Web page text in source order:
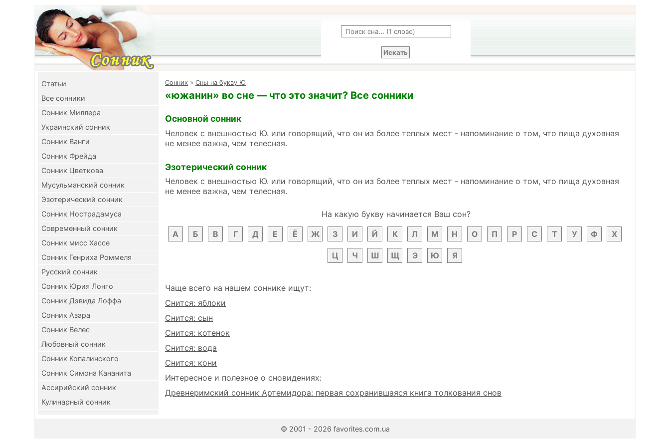
Cтатьи
Все сонники
Сонник Миллера
Украинский сонник
Сонник Ванги
Сонник Фрейда
Сонник Цветкова
Мусульманский сонник
Эзотерический сонник
Сонник Нострадамуса
Современный сонник
Сонник мисс Хассе
Сонник Генриха Роммеля
Русский сонник
Сонник Юрия Лонго
Сонник Дэвида Лоффа
Сонник Азара
Сонник Велес
Любовный сонник
Сонник Копалинского
Сонник Симона Кананита
Ассирийский сонник
Кулинарный сонник
Cонник » Сны на букву Ю
«южанин» во сне — что это значит? Все сонники
Основной сонник
Человек с внешностью Ю. или говорящий, что он из более теплых мест - напоминание о том, что пища духовная
не менее важна, чем телесная.
Эзотерический сонник
Человек с внешностью Ю. или говорящий, что он из более теплых мест - напоминание о том, что пища духовная
не менее важна, чем телесная.
На какую букву начинается Ваш сон?
А
Б В Г Д Е Ё Ж З И Й К Л М Н О П Р С Т У Ф Х
Ц Ч Ш Щ Э Ю Я
Чаще всего на нашем соннике ищут:
Снится: яблоки
Снится: сын
Снится: котенок
Снится: вода
Снится: кони
Интересное и полезное о сновидениях:
Древнеримский сонник Артемидора: первая сохранившаяся книга толкования снов
© 2001 - 2026 favorites.com.ua